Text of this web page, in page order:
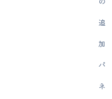
追
加
パ
ネ